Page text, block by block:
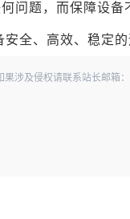
问题，而保障设备
全、高效、稳定的
涉及侵权请联系站长邮箱：